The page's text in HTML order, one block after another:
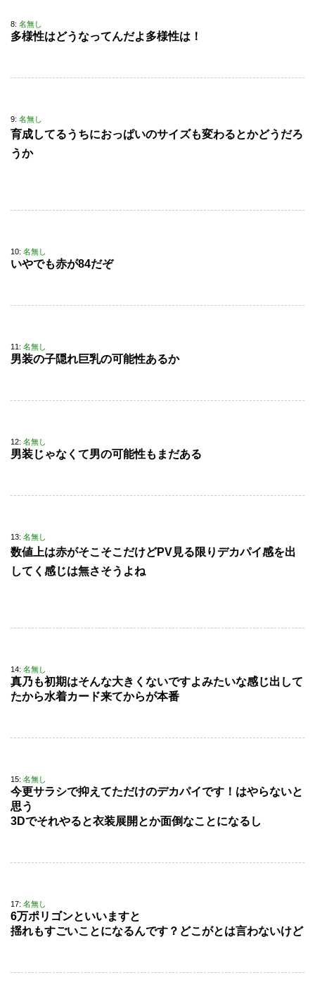
8: 名無し
多様性はどうなってんだよ多様性は！
9: 名無し
育成してるうちにおっぱいのサイズも変わるとかどうだろ
うか
10: 名無し
いやでも赤が84だぞ
11: 名無し
男装の子隠れ巨乳の可能性あるか
12: 名無し
男装じゃなくて男の可能性もまだある
13: 名無し
数値上は赤がそこそこだけどPV見る限りデカパイ感を出
してく感じは無さそうよね
14: 名無し
真乃も初期はそんな大きくないですよみたいな感じ出して
たから水着カード来てからが本番
15: 名無し
今更サラシで抑えてただけのデカパイです！はやらないと
思う
3Dでそれやると衣装展開とか面倒なことになるし
17: 名無し
6万ポリゴンといいますと
揺れもすごいことになるんです？どこがとは言わないけど